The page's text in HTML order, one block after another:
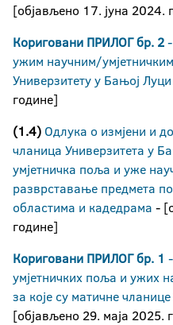
[објављено 17. јуна 2024.
Кориговани ПРИЛОГ бр. 2
ужим научним/
Универзитету у Бањој Луци
године]
(1.4) Одлука о измјени и
чланица Универзитета у
умјетничка поља и уже
разврставање предмета
областима и кадедрама -
године]
Кориговани ПРИЛОГ бр. 1
умјетничких поља и ужих
за које су матичне
[објављено 29. маја 2025.